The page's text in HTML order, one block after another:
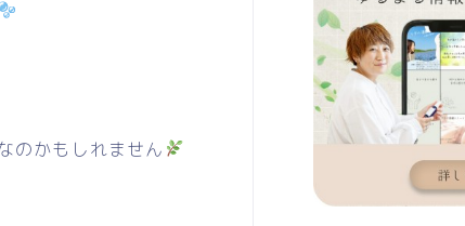
のかもしれません